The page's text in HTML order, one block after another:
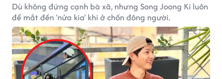
Dù không đứng cạnh bà xã, nhưng Song Joong Ki luôn
để mắt đến 'nửa kia' khi ở chốn đông người.